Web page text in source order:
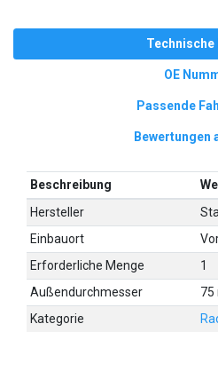
Technische
OE
Passende
Bewertungen
Beschreibung
Hersteller
Einbauort
Erforderliche Menge
1
Außendurchmesser
75
Kategorie